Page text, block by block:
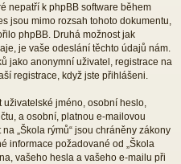
nepatří k phpBB software během
jsou mimo rozsah tohoto dokumentu,
phpBB. Druhá možnost jak
je vaše odeslání těchto údajů nám.
jako anonymní uživatel, registrace na
registrace, když jste přihlášeni.
jméno, osobní heslo,
a osobní, platnou e-mailovou
„Škola rýmů“ jsou chráněny zákony
informace požadované od „Škola
vašeho hesla a vašeho e-mailu při